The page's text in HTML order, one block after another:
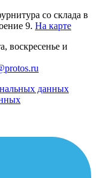
со склада в
9. На карте
воскресенье и
данных